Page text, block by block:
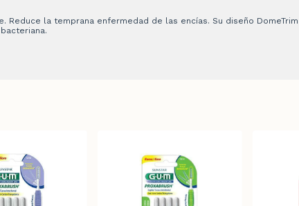
Reduce la temprana enfermedad de las encías. Su diseño